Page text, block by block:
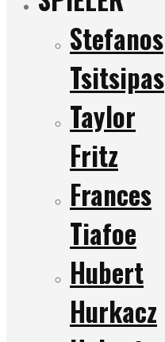
Stefanos
Tsitsipas
Taylor
Fritz
Frances
Tiafoe
Hubert
Hurkacz